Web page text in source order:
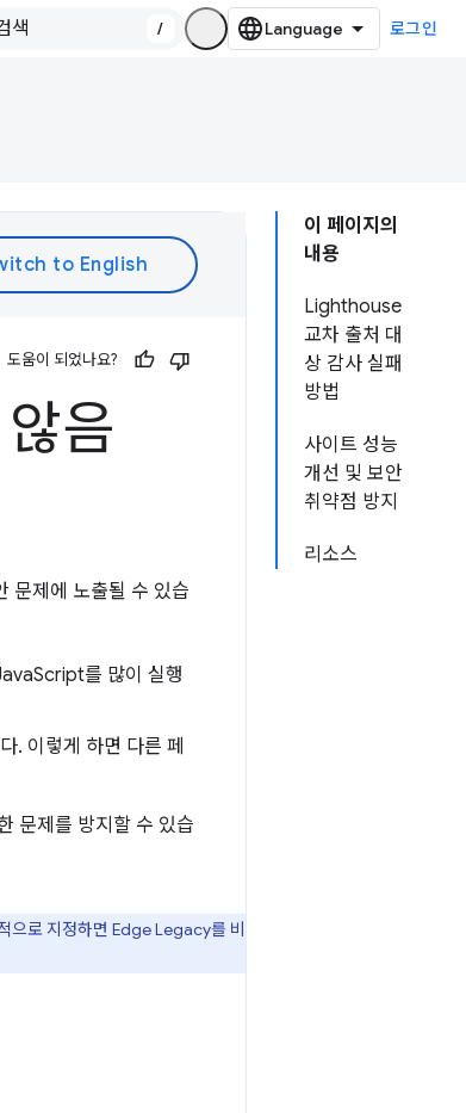
/ 로그인
이 페이지의
내용
Lighthouse
교차 출처 대
상 감사 실패
방법
사이트 성능
개선 및 보안
취약점 방지
리소스
도움이 되었나요?
음
문제에 노출될 수 있습
를 많이 실행
. 이렇게 하면 다른 페
문제를 방지할 수 있습
으로 지정하면 Edge Legacy를 비